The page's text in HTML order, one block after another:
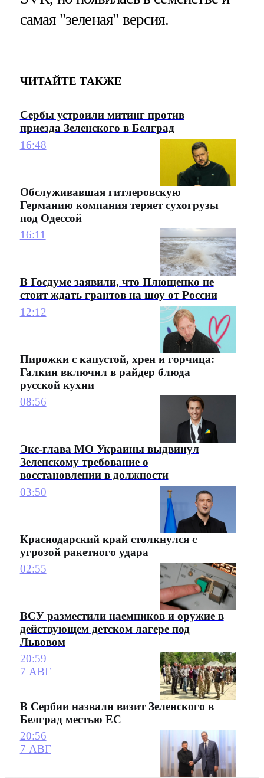
самая "зеленая" версия.
ЧИТАЙТЕ ТАКЖЕ
Сербы устроили митинг против
приезда Зеленского в Белград
16:48
Обслуживавшая гитлеровскую
Германию компания теряет сухогрузы
под Одессой
16:11
В Госдуме заявили, что Плющенко не
стоит ждать грантов на шоу от России
12:12
Пирожки с капустой, хрен и горчица:
Галкин включил в райдер блюда
русской кухни
08:56
Экс-глава МО Украины выдвинул
Зеленскому требование о
восстановлении в должности
03:50
Краснодарский край столкнулся с
угрозой ракетного удара
02:55
ВСУ разместили наемников и оружие в
действующем детском лагере под
Львовом
20:59
7 АВГ
В Сербии назвали визит Зеленского в
Белград местью ЕС
20:56
7 АВГ